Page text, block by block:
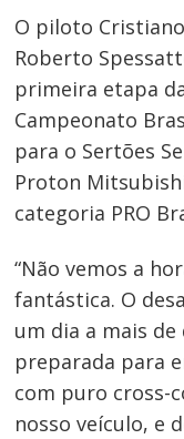
O piloto
Roberto
primeira etapa
Campeonato
para o Sertões
Proton
categoria PRO
“Não vemos a
fantástica. O
um dia a mais
preparada para
com puro cross-
nosso veículo, e